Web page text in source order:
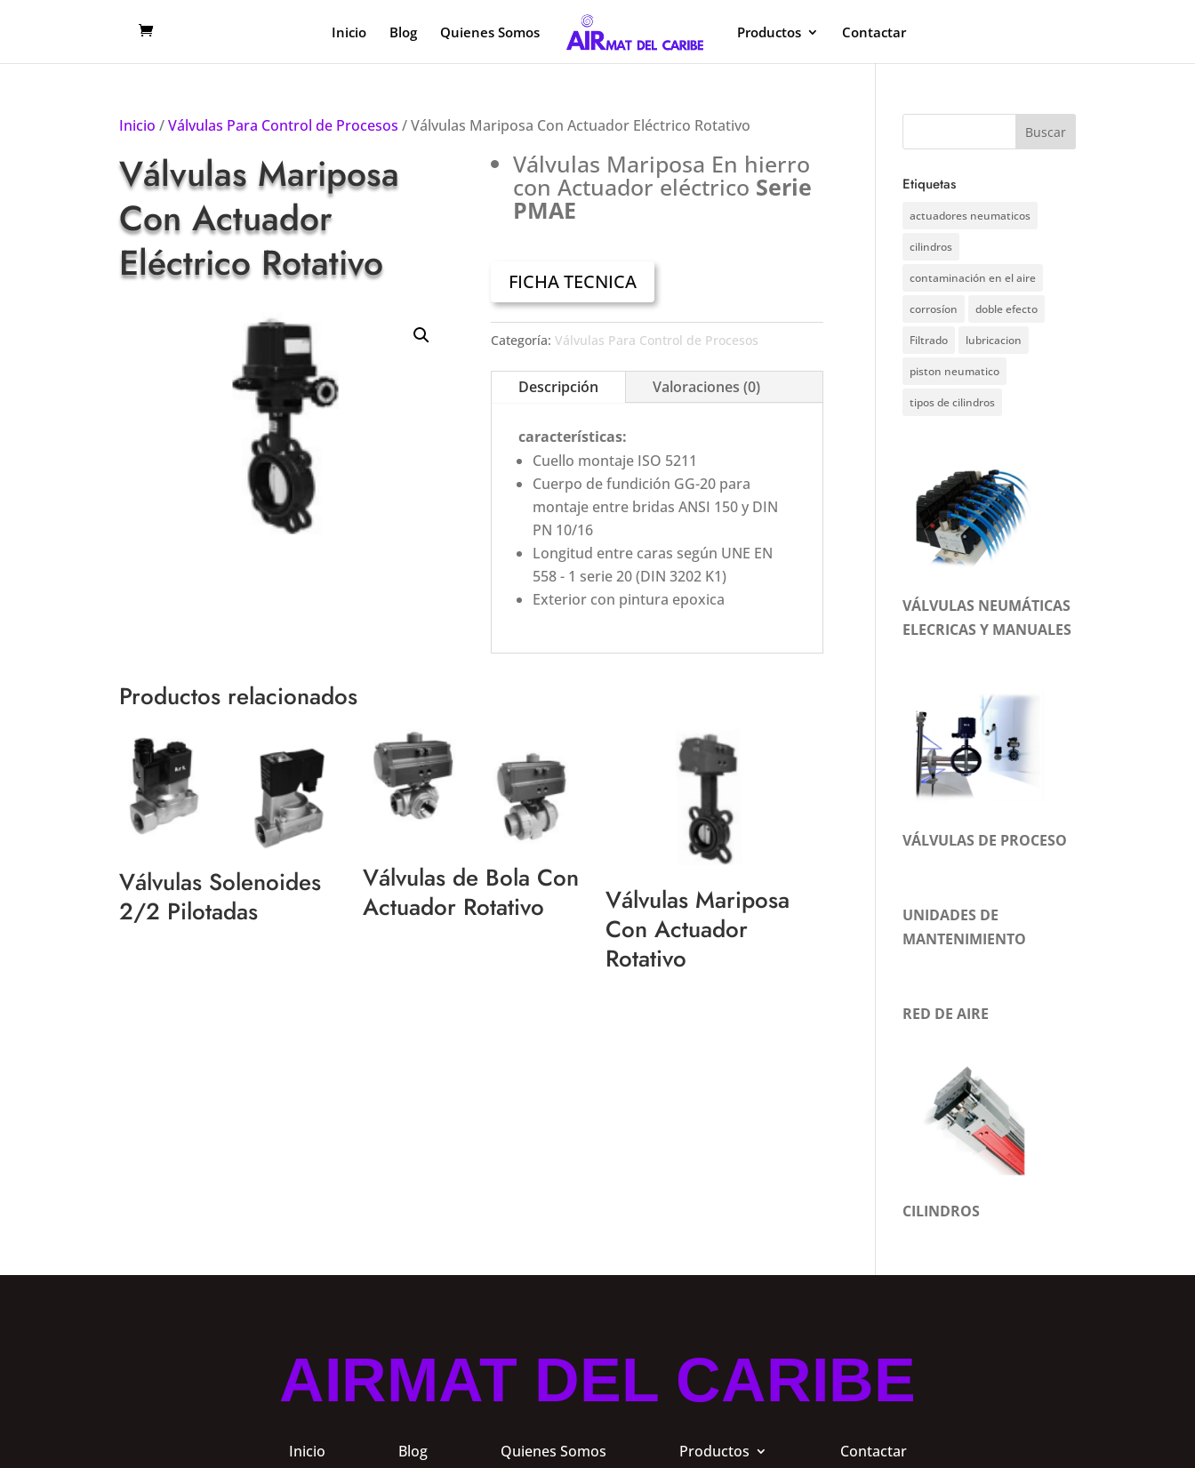
Inicio Blog Quienes Somos Productos Contactar
Inicio /Válvulas Para Control de Procesos / Válvulas Mariposa Con Actuador Eléctrico Rotativo
Válvulas Mariposa
Con Actuador
Eléctrico Rotativo
Válvulas Mariposa En hierro
con Actuador eléctrico Serie
PMAE
FICHA TECNICA
Categoría: Válvulas Para Control de Procesos
Descripción Valoraciones (0)
características:
Cuello montaje ISO 5211
Cuerpo de fundición GG-20 para
montaje entre bridas ANSI 150 y DIN
PN 10/16
Longitud entre caras según UNE EN
558 - 1 serie 20 (DIN 3202 K1)
Exterior con pintura epoxica
Productos relacionados
Válvulas Solenoides
2/2 Pilotadas
Válvulas de Bola Con
Actuador Rotativo
Válvulas Mariposa
Con Actuador
Rotativo
Etiquetas
actuadores neumaticos
cilindros
contaminación en el aire
corrosíon doble efecto
Filtrado lubricacion
piston neumatico
tipos de cilindros
VÁLVULAS NEUMÁTICAS
ELECRICAS Y MANUALES
VÁLVULAS DE PROCESO
UNIDADES DE
MANTENIMIENTO
RED DE AIRE
CILINDROS
AIRMAT DEL CARIBE
Inicio Blog Quienes Somos Productos Contactar